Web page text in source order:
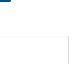
kiện - Luận bàn